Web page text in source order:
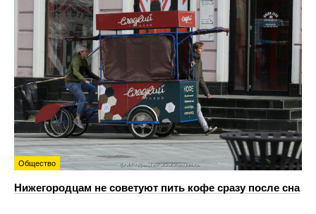
Общество
Нижегородцам не советуют пить кофе сразу после сна